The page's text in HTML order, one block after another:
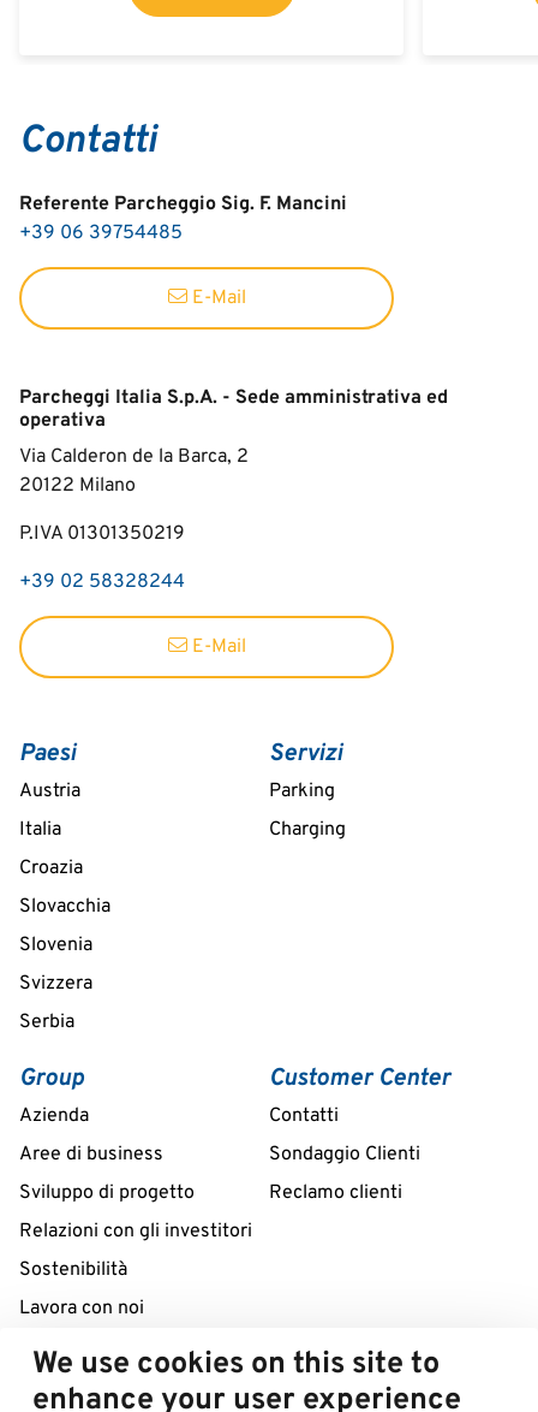
Contatti
Referente Parcheggio Sig. F. Mancini
+39 06 39754485
E-Mail
Parcheggi Italia S.p.A. - Sede amministrativa ed
operativa
Via Calderon de la Barca, 2
20122 Milano
P.IVA 01301350219
+39 02 58328244
E-Mail
Paesi
Austria
Italia
Croazia
Slovacchia
Slovenia
Svizzera
Serbia
Servizi
Parking
Charging
Group
Azienda
Aree di business
Sviluppo di progetto
Relazioni con gli investitori
Sostenibilità
Lavora con noi
Customer Center
Contatti
Sondaggio Clienti
Reclamo clienti
Servizio di assistenza da remoto 24/7
We use cookies on this site to
enhance your user experience